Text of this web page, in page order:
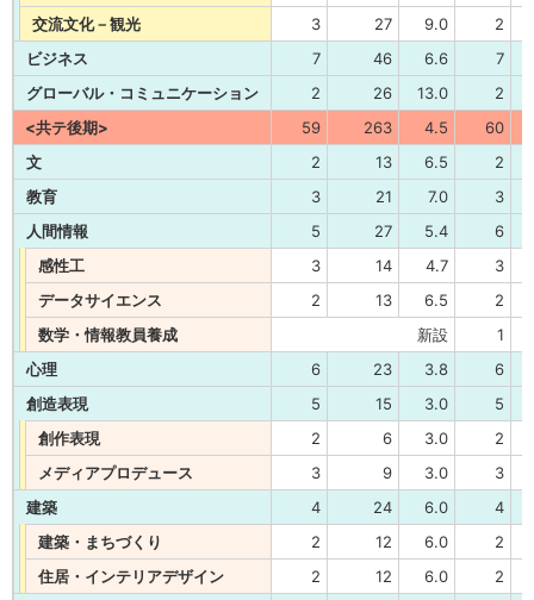
交流文化－観光
3 27 9.0
2
ビジネス
7 46 6.6
7
グローバル・コミュニケーション
2 26 13.0
2
<共テ後期>
59 263 4.5
60
文
2 13 6.5
2
教育
3 21 7.0
3
人間情報
5 27 5.4
6
感性工
3 14 4.7
3
データサイエンス
2 13 6.5
2
数学・情報教員養成
新設
1
心理
6 23 3.8
6
創造表現
5 15 3.0
5
創作表現
2 6 3.0
2
メディアプロデュース
3 9 3.0
3
建築
4 24 6.0
4
建築・まちづくり
2 12 6.0
2
住居・インテリアデザイン
2 12 6.0
2